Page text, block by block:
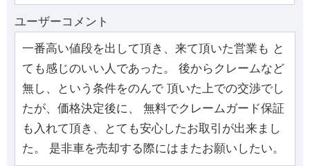
ユーザーコメント
一番高い値段を出して頂き、来て頂いた営業も と
ても感じのいい人であった。 後からクレームなど
無し、という条件をのんで 頂いた上での交渉でし
たが、価格決定後に、 無料でクレームガード保証
も入れて頂き、とても安心したお取引が出来まし
た。 是非車を売却する際にはまたお願いしたい。